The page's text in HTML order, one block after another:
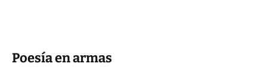
Poesía en armas